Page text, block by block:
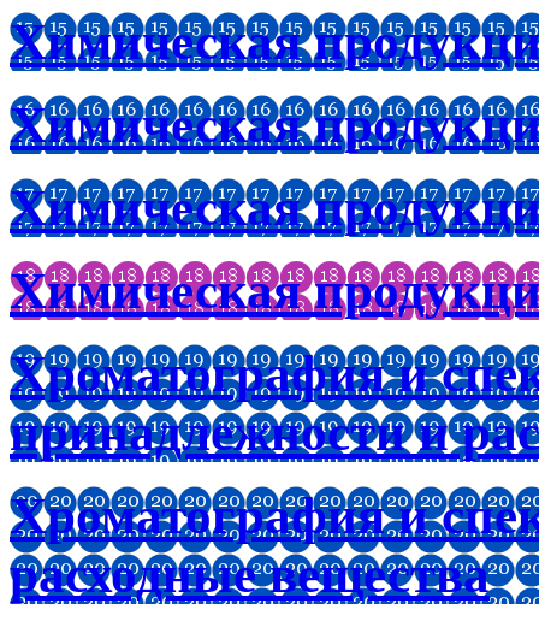
Химическая
Химическая
Химическая
Химическая
Хроматография и
принадлежности и
Хроматография и
расходные вещества